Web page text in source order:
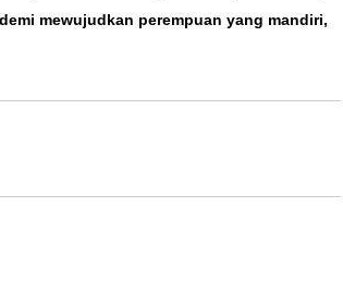
mewujudkan perempuan yang mandiri,